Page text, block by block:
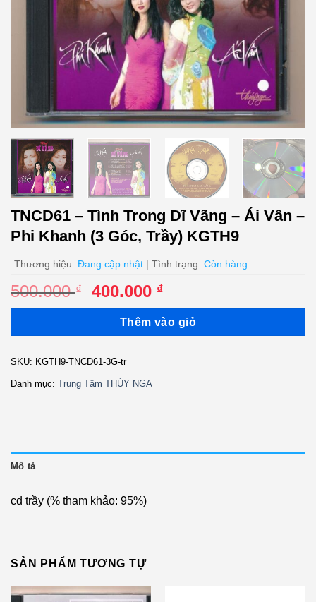
TNCD61 – Tình Trong Dĩ Vãng – Ái Vân –
Phi Khanh (3 Góc, Trầy) KGTH9
Thương hiệu: Đang cập nhật | Tình trạng: Còn hàng
500.000₫
Giá
gốc
500.000 ₫.
400.000 ₫Giá
hiện
tại
là:
Thêm vào giỏ
SKU: KGTH9-TNCD61-3G-tr
Danh mục: Trung Tâm THÚY NGA
Mô tả
cd trầy (% tham khảo: 95%)
SẢN PHẨM TƯƠNG TỰ